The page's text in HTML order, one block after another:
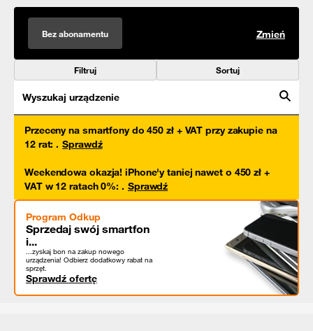
Bez abonamentu Zmień
Filtruj Sortuj
Wyszukaj urządzenie
Przeceny na smartfony do 450 zł + VAT przy zakupie na
12 rat: . Sprawdź
Weekendowa okazja! iPhone'y taniej nawet o 450 zł +
VAT w 12 ratach 0%: . Sprawdź
Program Odkup
Sprzedaj swój smartfon
i...
...zyskaj bon na zakup nowego
urządzenia! Odbierz dodatkowy rabat na
sprzęt.
Sprawdź ofertę